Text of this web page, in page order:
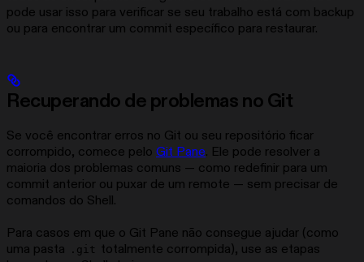
pode usar isso para verificar se seu trabalho está com backup
ou para encontrar um commit específico para restaurar.
Recuperando de problemas no Git
Se você encontrar erros no Git ou seu repositório ficar
corrompido, comece pelo Git Pane. Ele pode resolver a
maioria dos problemas comuns — como redefinir para um
commit anterior ou puxar de um remote — sem precisar de
comandos do Shell.
Para casos em que o Git Pane não consegue ajudar (como
uma pasta
.git totalmente corrompida), use as etapas